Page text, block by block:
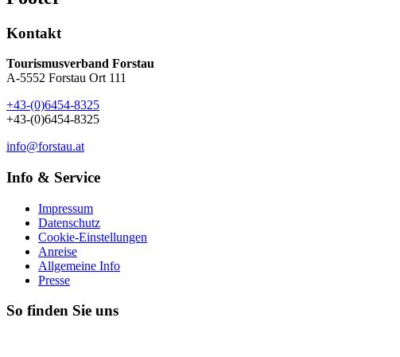
Kontakt
Tourismusverband Forstau
A-5552 Forstau Ort 111
+43-(0)6454-8325
+43-(0)6454-8325
info@forstau.at
Info & Service
Impressum
Datenschutz
Cookie-Einstellungen
Anreise
Allgemeine Info
Presse
So finden Sie uns